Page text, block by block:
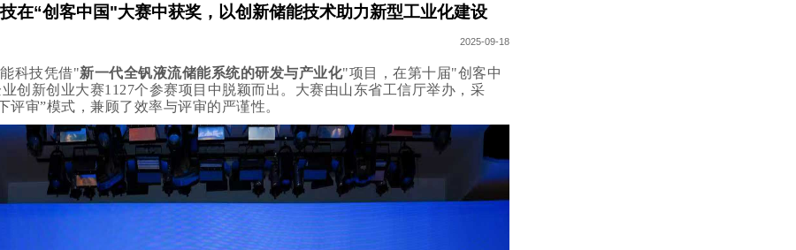
在“创客中国"大赛中获奖，以创新储能技术助力新型工业化建设
2025-09-18
科技凭借"新一代全钒液流储能系统的研发与产业化"项目，在第十届"创客中
创新创业大赛1127个参赛项目中脱颖而出。大赛由山东省工信厅举办，采
评审”模式，兼顾了效率与评审的严谨性。